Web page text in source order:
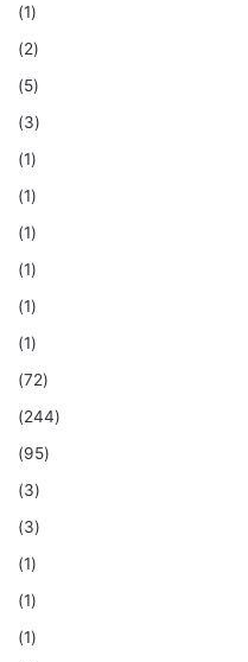
(1)
(2)
(5)
(3)
(1)
(1)
(1)
(1)
(1)
(1)
(72)
(244)
(95)
(3)
(3)
(1)
(1)
(1)